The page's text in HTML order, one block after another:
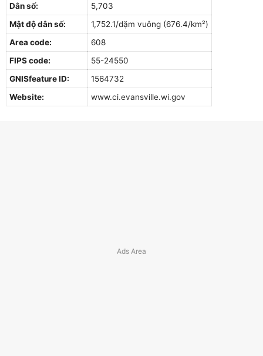
Dân số:
5,703
Mật độ dân số:
1,752.1/dặm vuông (676.4/km²)
Area code:
608
FIPS code:
55-24550
GNISfeature ID:
1564732
Website:
www.ci.evansville.wi.gov